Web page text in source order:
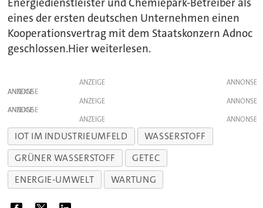
eines der ersten deutschen Unternehmen einen
Kooperationsvertrag mit dem Staatskonzern Adnoc
geschlossen.Hier weiterlesen.
ANZEIGE
ANZEIGE
ANZEIGE
ANZEIGE
ANZEIGE
IOT IM INDUSTRIEUMFELD
WASSERSTOFF
GRÜNER WASSERSTOFF
GETEC
ENERGIE-UMWELT
WARTUNG